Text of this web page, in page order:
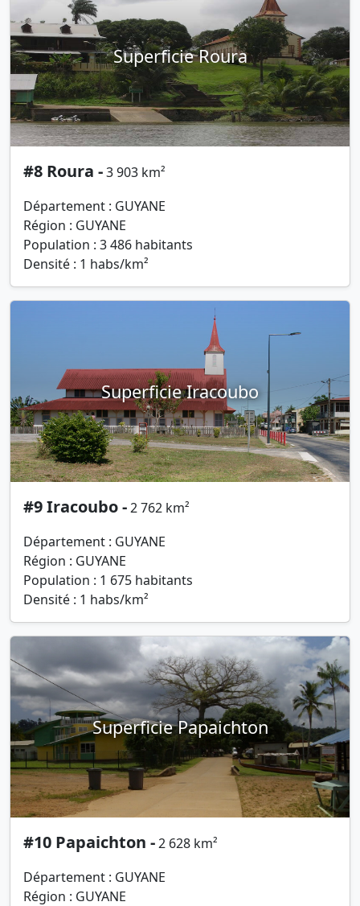
Superficie Roura
#8 Roura -3 903 km²
Département : GUYANE
Région : GUYANE
Population : 3 486 habitants
Densité : 1 habs/km²
Superficie Iracoubo
#9 Iracoubo -2 762 km²
Département : GUYANE
Région : GUYANE
Population : 1 675 habitants
Densité : 1 habs/km²
Superficie Papaichton
#10 Papaichton -2 628 km²
Département : GUYANE
Région : GUYANE